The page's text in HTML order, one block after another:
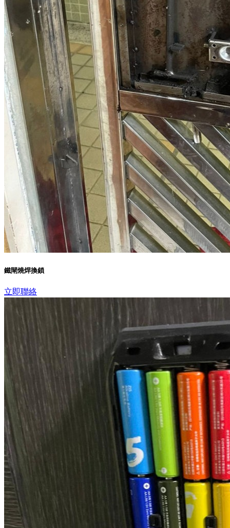
鐵閘燒焊換鎖
立即聯絡